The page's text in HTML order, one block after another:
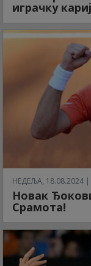
играчку
НЕДЕЉА, 18.08.2024 |
Новак
Срамота!